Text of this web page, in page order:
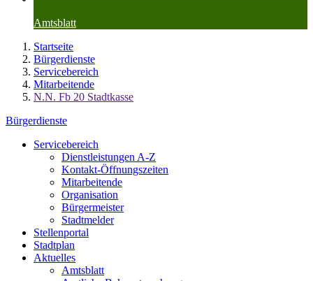
Amtsblatt
Startseite
Bürgerdienste
Servicebereich
Mitarbeitende
N.N. Fb 20 Stadtkasse
Bürgerdienste
Servicebereich
Dienstleistungen A-Z
Kontakt-Öffnungszeiten
Mitarbeitende
Organisation
Bürgermeister
Stadtmelder
Stellenportal
Stadtplan
Aktuelles
Amtsblatt